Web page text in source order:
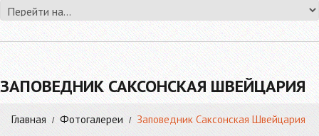
ЗАПОВЕДНИК САКСОНСКАЯ ШВЕЙЦАРИЯ
Главная Фотогалереи Заповедник Саксонская Швейцария